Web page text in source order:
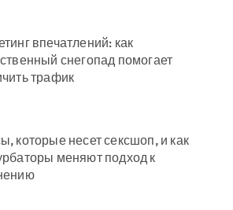
впечатлений: как
снегопад помогает
трафик
которые несет сексшоп, и как
меняют подход к